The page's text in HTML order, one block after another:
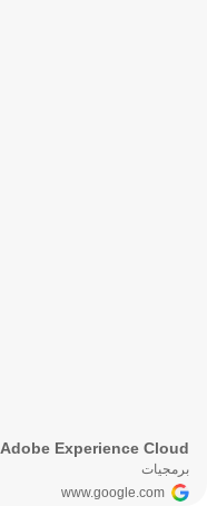
Adobe Experience Cloud
برمجيات
www.google.com